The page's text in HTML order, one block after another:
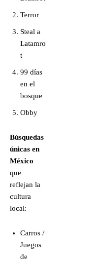
Terror
Steal a
Latamro
t
99 días
en el
bosque
Obby
Búsquedas
únicas en
México
que
reflejan la
cultura
local:
Carros /
Juegos
de